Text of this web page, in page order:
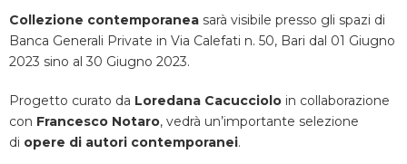
Collezione contemporanea sarà visibile presso gli spazi di
Banca Generali Private in Via Calefati n. 50, Bari dal 01 Giugno
2023 sino al 30 Giugno 2023.
Progetto curato da Loredana Cacucciolo in collaborazione
con Francesco Notaro, vedrà un’importante selezione
di opere di autori contemporanei.